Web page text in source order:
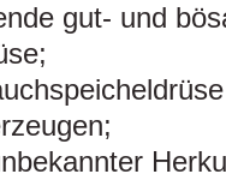
gut- und